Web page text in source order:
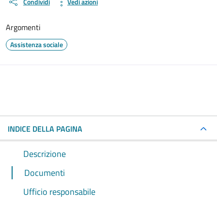
Argomenti
Assistenza sociale
INDICE DELLA PAGINA
Descrizione
Documenti
Ufficio responsabile